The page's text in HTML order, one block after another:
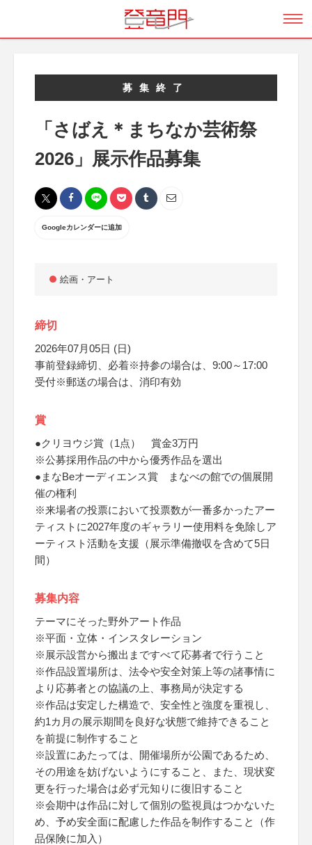
募集終了
「さばえ＊まちなか芸術祭
2026」展示作品募集
Googleカレンダーに追加
絵画・アート
締切
2026年07月05日 (日)
事前登録締切、必着※持参の場合は、9:00～17:00
受付※郵送の場合は、消印有効
賞
●クリヨウジ賞（1点） 賞金3万円
※公募採用作品の中から優秀作品を選出
●まなBeオーディエンス賞 まなべの館での個展開
催の権利
※来場者の投票において投票数が一番多かったアー
ティストに2027年度のギャラリー使用料を免除しア
ーティスト活動を支援（展示準備撤収を含めて5日
間）
募集内容
テーマにそった野外アート作品
※平面・立体・インスタレーション
※展示設営から搬出まですべて応募者で行うこと
※作品設置場所は、法令や安全対策上等の諸事情に
より応募者との協議の上、事務局が決定する
※作品は安定した構造で、安全性と強度を重視し、
約1カ月の展示期間を良好な状態で維持できること
を前提に制作すること
※設置にあたっては、開催場所が公園であるため、
その用途を妨げないようにすること、また、現状変
更を行った場合は必ず元知りに復旧すること
※会期中は作品に対して個別の監視員はつかないた
め、予め安全面に配慮した作品を制作すること（作
品保険に加入）